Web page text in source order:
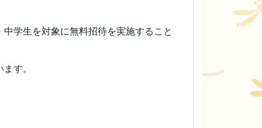
学生を対象に無料招待を実施すること
す。